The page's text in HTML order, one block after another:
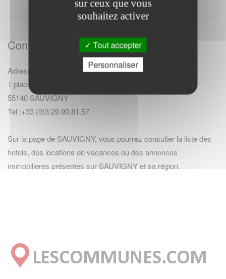
Contact Mairie
Adresse :
1 place de la Mairie
55140 SAUVIGNY
Tel :+33 (0)3.29.90.81.57
Sur la page de SAUVIGNY, vous pourrez consulter la liste des
hotels, des locations de vacances ou des annonces
immobilieres présentes sur SAUVIGNY et sa région.
sur ceux que vous
souhaitez activer
Tout accepter
Personnaliser